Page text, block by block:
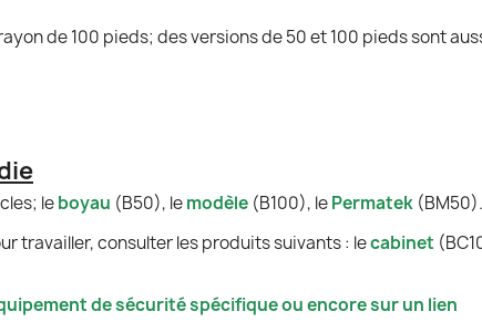
de 100 pieds; des versions de 50 et 100 pieds sont
leboyau (B50), lemodèle (B100), lePermatek (BM50).
travailler, consulter les produits suivants : lecabinet
de sécurité spécifique ou encore sur un lien